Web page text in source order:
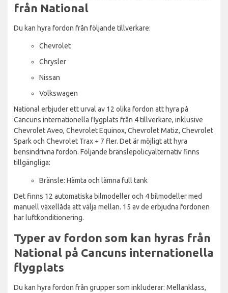
från National
Du kan hyra fordon från följande tillverkare:
Chevrolet
Chrysler
Nissan
Volkswagen
National erbjuder ett urval av 12 olika fordon att hyra på
Cancuns internationella flygplats från 4 tillverkare, inklusive
Chevrolet Aveo, Chevrolet Equinox, Chevrolet Matiz, Chevrolet
Spark och Chevrolet Trax + 7 fler. Det är möjligt att hyra
bensindrivna fordon. Följande bränslepolicyalternativ finns
tillgängliga:
Bränsle: Hämta och lämna full tank
Det finns 12 automatiska bilmodeller och 4 bilmodeller med
manuell växellåda att välja mellan. 15 av de erbjudna fordonen
har luftkonditionering.
Typer av fordon som kan hyras från
National på Cancuns internationella
flygplats
Du kan hyra fordon från grupper som inkluderar: Mellanklass,